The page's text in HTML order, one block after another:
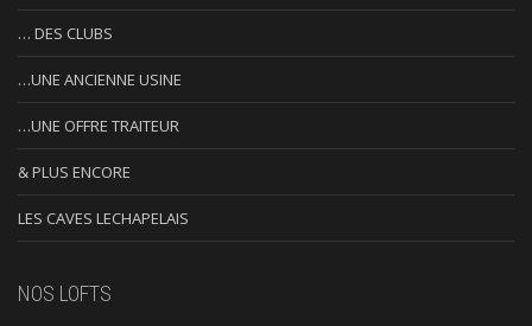
… DES CLUBS
…UNE ANCIENNE USINE
…UNE OFFRE TRAITEUR
& PLUS ENCORE
LES CAVES LECHAPELAIS
NOS LOFTS